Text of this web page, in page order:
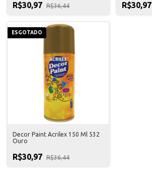
R$30,97 R$36,44 R$30,97
ESGOTADO
Decor Paint Acrilex 150 Ml 532
Ouro
R$30,97 R$36,44